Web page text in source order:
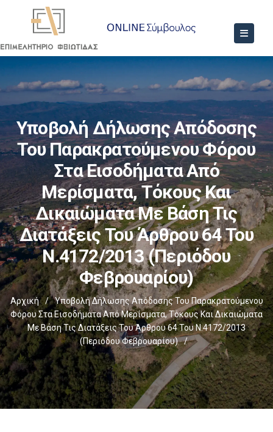
Υποβολή Δήλωσης Απόδοσης
Του Παρακρατούμενου Φόρου
Στα Εισοδήματα Από
Μερίσματα, Τόκους Και
Δικαιώματα Με Βάση Τις
Διατάξεις Του Άρθρου 64 Του
Ν.4172/2013 (περιόδου
Φεβρουαρίου)
Αρχική /
Υποβολή Δήλωσης Απόδοσης Του Παρακρατούμενου
Φόρου Στα Εισοδήματα Από Μερίσματα, Τόκους Και Δικαιώματα
Με Βάση Τις Διατάξεις Του Άρθρου 64 Του Ν.4172/2013
(περιόδου Φεβρουαρίου)
/